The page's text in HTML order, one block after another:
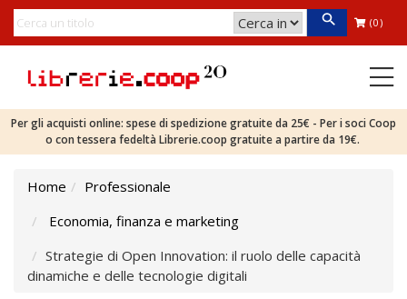
(0)
Per gli acquisti online: spese di spedizione gratuite da 25€ - Per i soci Coop
o con tessera fedeltà Librerie.coop gratuite a partire da 19€.
Home
Professionale
Economia, finanza e marketing
Strategie di Open Innovation: il ruolo delle capacità
dinamiche e delle tecnologie digitali